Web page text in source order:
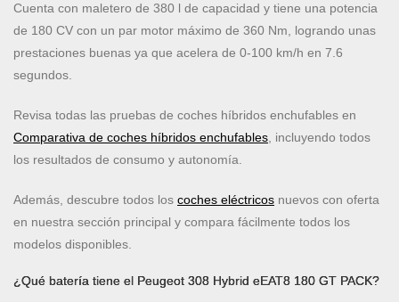
Cuenta con maletero de 380 l de capacidad y tiene una potencia
de 180 CV con un par motor máximo de 360 Nm, logrando unas
prestaciones buenas ya que acelera de 0-100 km/h en 7.6
segundos.
Revisa todas las pruebas de coches híbridos enchufables en
Comparativa de coches híbridos enchufables, incluyendo todos
los resultados de consumo y autonomía.
Además, descubre todos los coches eléctricos nuevos con oferta
en nuestra sección principal y compara fácilmente todos los
modelos disponibles.
¿Qué batería tiene el Peugeot 308 Hybrid eEAT8 180 GT PACK?